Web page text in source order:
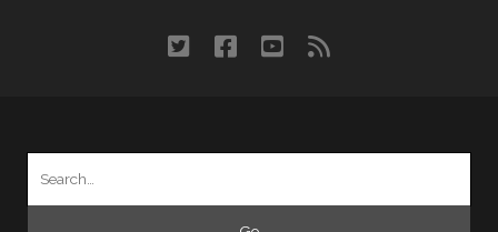
twitterfacebook
youtube
rss